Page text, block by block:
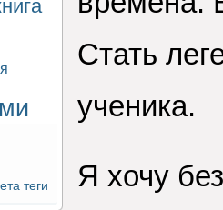
теги
Стать
ученика.
Я хочу